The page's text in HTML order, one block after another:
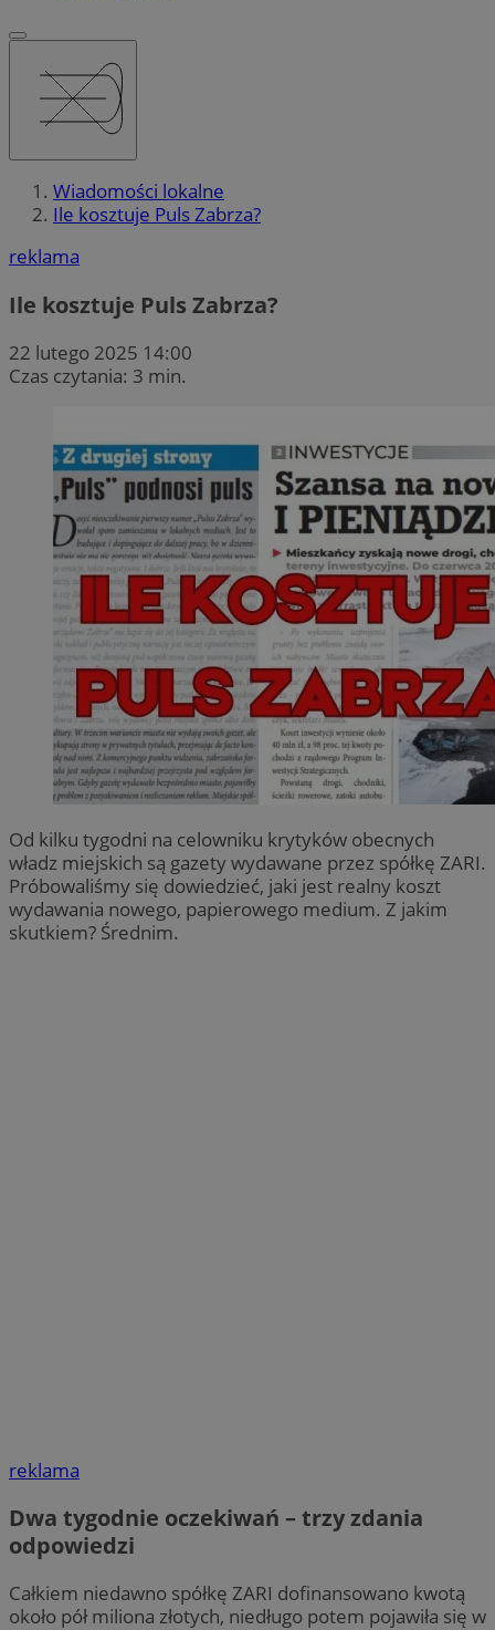
Wiadomości lokalne
Ile kosztuje Puls Zabrza?
reklama
Ile kosztuje Puls Zabrza?
22 lutego 2025 14:00
Czas czytania: 3 min.
Od kilku tygodni na celowniku krytyków obecnych
władz miejskich są gazety wydawane przez spółkę ZARI.
Próbowaliśmy się dowiedzieć, jaki jest realny koszt
wydawania nowego, papierowego medium. Z jakim
skutkiem? Średnim.
reklama
Dwa tygodnie oczekiwań – trzy zdania
odpowiedzi
Całkiem niedawno spółkę ZARI dofinansowano kwotą
około pół miliona złotych, niedługo potem pojawiła się w